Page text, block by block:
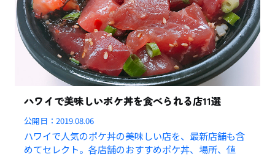
ハワイで美味しいポケ丼を食べられる店11選
公開日：2019.08.06
ハワイで人気のポケ丼の美味しい店を、最新店舗も含
めてセレクト。各店舗のおすすめポケ丼、場所、値